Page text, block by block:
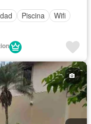
Piscina
Wifi